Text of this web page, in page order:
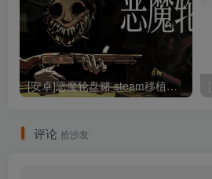
[安卓]恶魔轮盘赌 steam移植版（官中）
评论 抢沙发